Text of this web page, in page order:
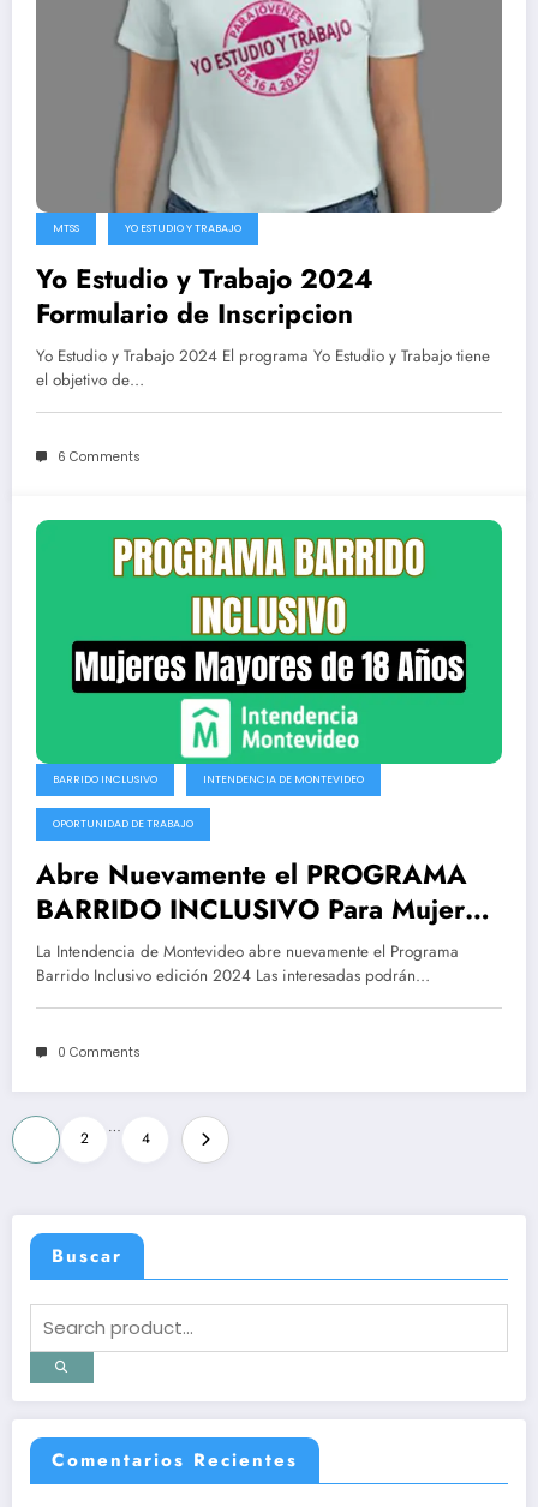
MTSS YO ESTUDIO Y TRABAJO
Yo Estudio y Trabajo 2024
Formulario de Inscripcion
Yo Estudio y Trabajo 2024 El programa Yo Estudio y Trabajo tiene
el objetivo de…
6 Comments
BARRIDO INCLUSIVO INTENDENCIA DE MONTEVIDEO
OPORTUNIDAD DE TRABAJO
Abre Nuevamente el PROGRAMA
BARRIDO INCLUSIVO Para Mujeres
Mayores de 18 Años
La Intendencia de Montevideo abre nuevamente el Programa
Barrido Inclusivo edición 2024 Las interesadas podrán…
0 Comments
Posts
pagination
2
…
4
Buscar
Comentarios Recientes